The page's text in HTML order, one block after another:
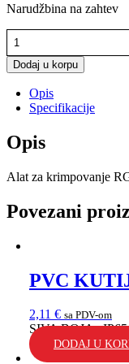
Narudžbina na zahtev
CABELCON
ALAT
ZA
RG59,
RG6,
KONEKTORE
količina
Dodaj u korpu
Opis
Specifikacije
Opis
Alat za krimpovanje
Povezani
PVC
2,11 € sa PDV-om
SIVA BOJA .
DODAJ U